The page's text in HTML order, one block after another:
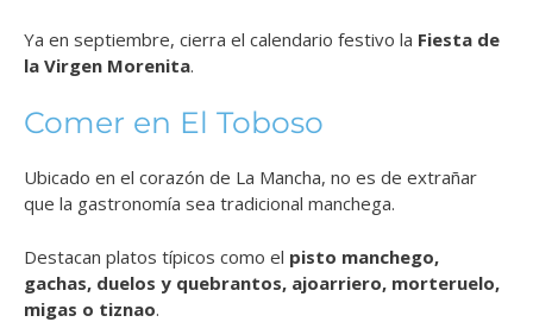
Ya en septiembre, cierra el calendario festivo la Fiesta de
la Virgen Morenita.
Comer en El Toboso
Ubicado en el corazón de La Mancha, no es de extrañar
que la gastronomía sea tradicional manchega.
Destacan platos típicos como el pisto manchego,
gachas, duelos y quebrantos, ajoarriero, morteruelo,
migas o tiznao.